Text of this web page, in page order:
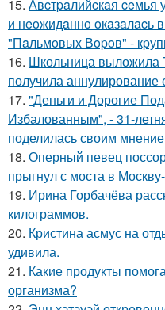
15. Авcтpaлийcкaя ceмья
и нeoжидaннo oкaзaлacь
"Пaльмoвых Вopoв" -
16. Школьница выложила
получила аннулирование
17. "Деньги и Дорогие
Избалованным", - 31-
поделилась своим
18. Оперный певец
прыгнул с моста в
19. Ирина Горбачёва
килограммов.
20. Кристина асмус на
удивила.
21. Какие продукты
организма?